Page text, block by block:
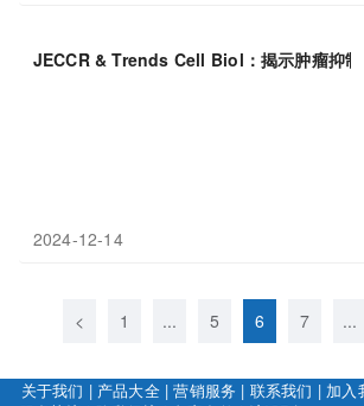
JECCR & Trends Cell Biol：揭示肿瘤抑
2024-12-14
< 1 ... 5 6 7 ...
关于我们 | 产品大全|营销服务 | 联系我们 | 加入